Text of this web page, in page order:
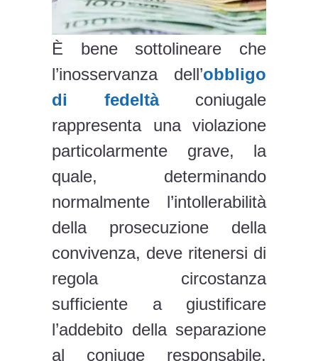
È bene sottolineare che
l’inosservanza dell’obbligo
di fedeltàconiugale
rappresenta una violazione
particolarmente grave, la
quale, determinando
normalmente l’intollerabilità
della prosecuzione della
convivenza, deve ritenersi di
regola circostanza
sufficiente a giustificare
l’addebito della separazione
al coniuge responsabile,